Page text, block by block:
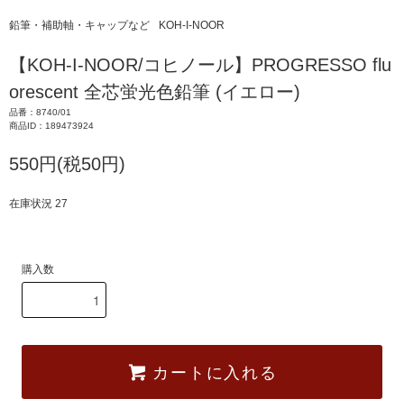
鉛筆・補助軸・キャップなど KOH-I-NOOR
【KOH-I-NOOR/コヒノール】PROGRESSO flu
orescent 全芯蛍光色鉛筆 (イエロー)
品番：8740/01
商品ID：189473924
550円(税50円)
在庫状況 27
購入数
カートに入れる